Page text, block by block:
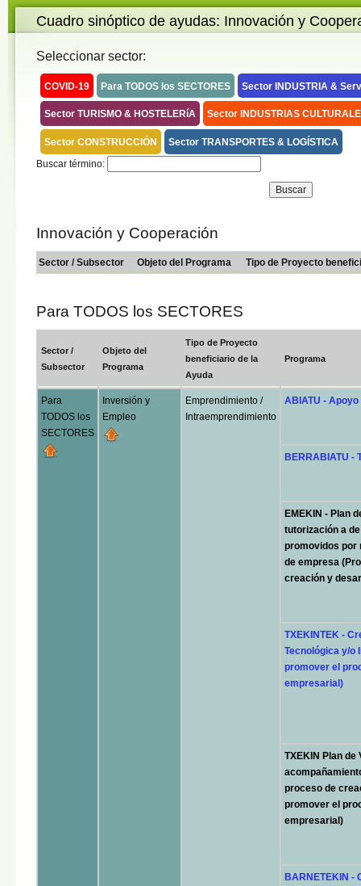
Cuadro sinóptico de ayudas: Innovación y
Seleccionar sector:
COVID-19 Para TODOS los SECTORES Sector INDUSTRIA &
Sector TURISMO & HOSTELERíA Sector INDUSTRIAS
Sector CONSTRUCCIÓN
Sector TRANSPORTES & LOGÍSTICA
Buscar término:
Innovación y Cooperación
Sector / Subsector Objeto del Programa Tipo de Proyecto
Para TODOS los SECTORES
Sector /
Subsector
Objeto del
Programa
Tipo de Proyecto
beneficiario de la
Ayuda
Programa
Para
TODOS los
SECTORES
Inversión y
Empleo
Emprendimiento /
Intraemprendimiento
ABIATU -
BERRABIATU -
EMEKIN - Plan
tutorización a
promovidos por
de empresa
creación y
TXEKINTEK -
Tecnológica y/o
promover el
empresarial)
TXEKIN Plan de
proceso de
promover el
empresarial)
BARNETEKIN -